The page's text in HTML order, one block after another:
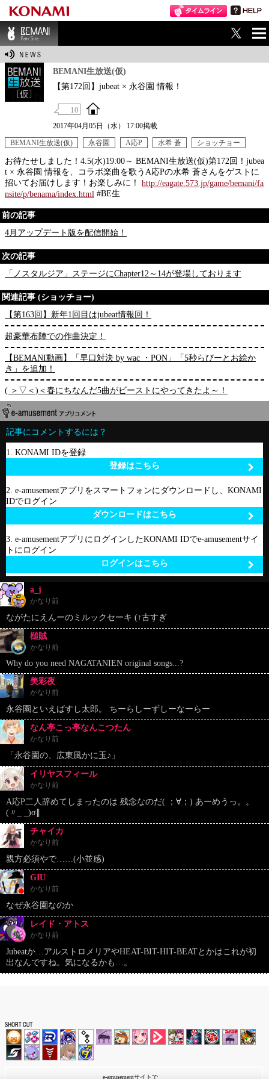
BEMANI Fan Sit
BEMANI生放送(仮)
【第172回】jubeat × 永谷園 情報！
10
2017年04月05日（水） 17:00掲載
BEMANI生放送(仮)
永谷園 A応P 水希 蒼 ショッチョー
お待たせしました！4.5(水)19:00～ BEMANI生放送(仮)第172回！jubea
t × 永谷園 情報を、コラボ楽曲を歌うA応Pの水希 蒼さんをゲストに
招いてお届けします！お楽しみに！ http://eagate.573.jp/game/bemani/fa
nsite/p/benama/index.html #BE生
前の記事
4月アップデート版を配信開始！
次の記事
「ノスタルジア」ステージにChapter12～14が登場しております
関連記事 (ショッチョー)
【第163回】新年1回目はjubeat情報回！
超豪華布陣での作曲決定！
【BEMANI動画】「早口対決 by wac ・PON」「5秒らびーとお絵か
き」を追加！
( ＞▽＜)＜春にちなんだ5曲がビーストにやってきたよ～！
記事にコメントするには？
1. KONAMI IDを登録
登録はこちら
2. e-amusementアプリをスマートフォンにダウンロードし、KONAMI
IDでログイン
ダウンロードはこちら
3. e-amusementアプリにログインしたKONAMI IDでe-amusementサイ
トにログイン
ログインはこちら
a_j
かなり前
ながたにえんーのミルックセーキ (↑古すぎ
槌賊
かなり前
Why do you need NAGATANIEN original songs...?
美彩夜
かなり前
永谷園といえばすし太郎。 ちーらしーずしーなーらー
なん亭こっ亭なんこつたん
かなり前
「永谷園の、広東風かに玉♪」
イリヤスフィール
かなり前
A応P二人辞めてしまったのは 残念なのだ( ；∀；) あーめうっ。。
(〃_ _)σ∥
チャイカ
かなり前
親方必須やで……(小並感)
GIU
かなり前
なぜ永谷園なのか
レイド・アトス
かなり前
Jubeatか…アルストロメリアやHEAT-BIT-HIT-BEATとかはこれが初
出なんですね。気になるかも…。
e-amusementサイトで